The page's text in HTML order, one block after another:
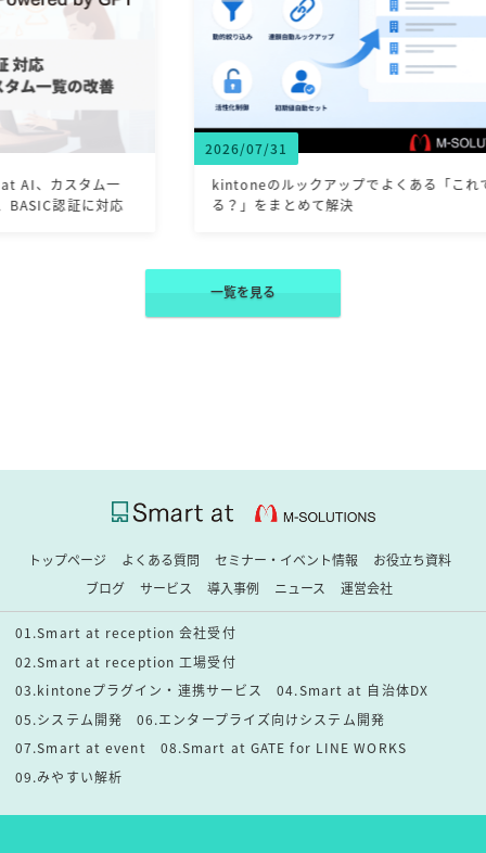
2026/07/31
kintoneのルックアップでよくある「これでき
る？」をまとめて解決
【
一覧を見る
トップページ よくある質問 セミナー・イベント情報
お役立ち資料
ブログ
サービス 導入事例 ニュース 運営会社
01.Smart at reception 会社受付
02.Smart at reception 工場受付
03.kintoneプラグイン・連携サービス
04.Smart at 自治体DX
05.システム開発
06.エンタープライズ向けシステム開発
07.Smart at event
08.Smart at GATE for LINE WORKS
09.みやすい解析